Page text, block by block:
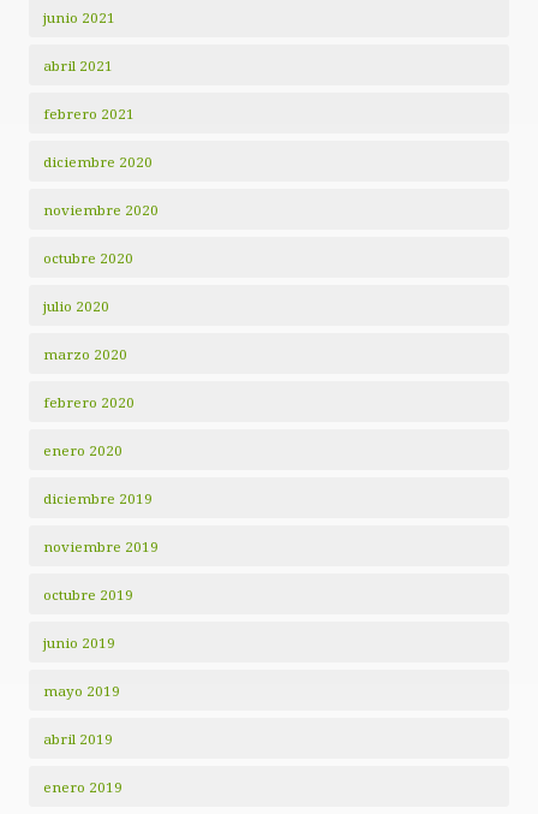
junio 2021
abril 2021
febrero 2021
diciembre 2020
noviembre 2020
octubre 2020
julio 2020
marzo 2020
febrero 2020
enero 2020
diciembre 2019
noviembre 2019
octubre 2019
junio 2019
mayo 2019
abril 2019
enero 2019